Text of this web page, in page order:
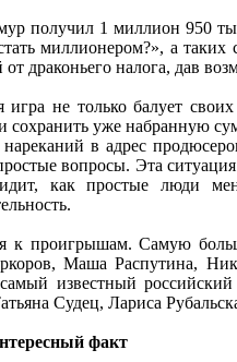
получил 1 миллион 950
миллионером?», а
от драконьего налога, дав
игра не только балует
сохранить уже набранную
в адрес
вопросы. Эта
как простые люди
к проигрышам. Самую
Маша Распутина,
известный
Судец, Лариса
факт